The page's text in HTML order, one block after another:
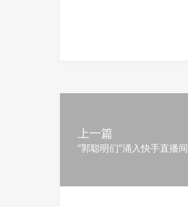
上一篇
“郭聪明们”涌入快手直播间